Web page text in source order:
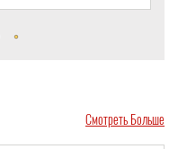
Смотреть Больше